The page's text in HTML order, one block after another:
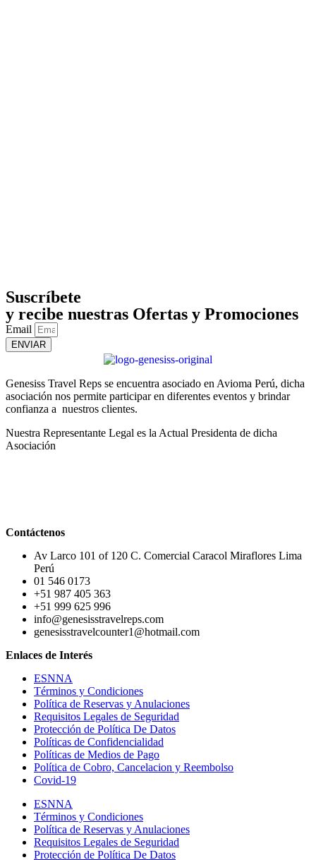
Suscríbete
y recibe nuestras Ofertas y Promociones
Email
ENVIAR
Genesiss Travel Reps se encuentra asociado en Avioma Perú, dicha
asociación nos permite participar en diferentes eventos y brindar
confianza a nuestros clientes.
Nuestra Representante Legal es la Actual Presidenta de dicha
Asociación
Contáctenos
Av Larco 101 of 120 C. Comercial Caracol Miraflores Lima
Perú
01 546 0173
+51 987 405 363
+51 999 625 996
info@genesisstravelreps.com
genesisstravelcounter1@hotmail.com
Enlaces de Interés
ESNNA
Términos y Condiciones
Política de Reservas y Anulaciones
Requisitos Legales de Seguridad
Protección de Política De Datos
Políticas de Confidencialidad
Políticas de Medios de Pago
Política de Cobro, Cancelacion y Reembolso
Covid-19
ESNNA
Términos y Condiciones
Política de Reservas y Anulaciones
Requisitos Legales de Seguridad
Protección de Política De Datos